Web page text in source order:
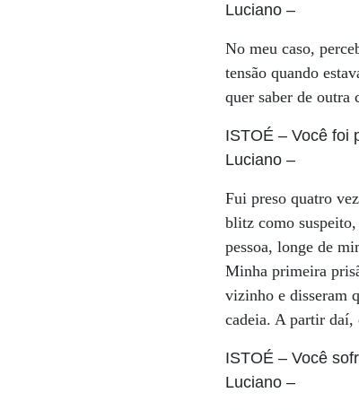
Luciano –
No meu caso,
tensão quando
quer saber de outra
ISTOÉ – Você foi
Luciano –
Fui preso quatro
blitz como
pessoa, longe de
Minha primeira
vizinho e disseram
cadeia. A partir daí,
ISTOÉ – Você
Luciano –